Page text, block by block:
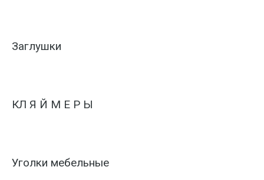
Заглушки
КЛ Я Й М Е Р Ы
Уголки мебельные